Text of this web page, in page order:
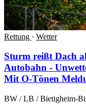
Rettung · Wetter
Sturm reißt Dach
Autobahn -
Mit O-Tönen
BW / LB / Bietigheim-